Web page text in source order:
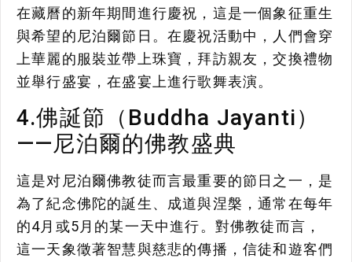
在藏曆的新年期間進行慶祝，這是一個象征重生
與希望的尼泊爾節日。在慶祝活動中，人們會穿
上華麗的服裝並帶上珠寶，拜訪親友，交換禮物
並舉行盛宴，在盛宴上進行歌舞表演。
4.佛誕節（Buddha Jayanti）
——尼泊爾的佛教盛典
這是对尼泊爾佛教徒而言最重要的節日之一，是
為了紀念佛陀的誕生、成道與涅槃，通常在每年
的4月或5月的某一天中進行。對佛教徒而言，
這一天象徵著智慧與慈悲的傳播，信徒和遊客們